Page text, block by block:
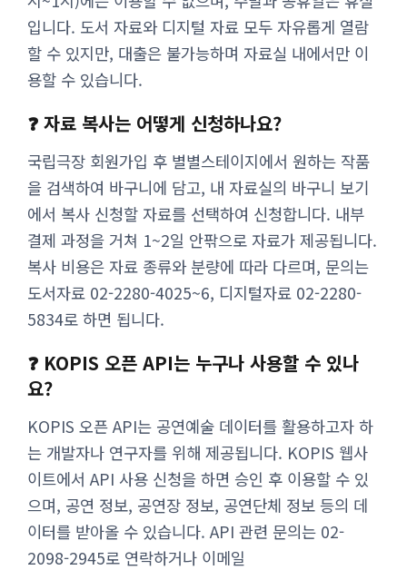
입니다. 도서 자료와 디지털 자료 모두 자유롭게 열람
할 수 있지만, 대출은 불가능하며 자료실 내에서만 이
용할 수 있습니다.
❓ 자료 복사는 어떻게 신청하나요?
국립극장 회원가입 후 별별스테이지에서 원하는 작품
을 검색하여 바구니에 담고, 내 자료실의 바구니 보기
에서 복사 신청할 자료를 선택하여 신청합니다. 내부
결제 과정을 거쳐 1~2일 안팎으로 자료가 제공됩니다.
복사 비용은 자료 종류와 분량에 따라 다르며, 문의는
도서자료 02-2280-4025~6, 디지털자료 02-2280-
5834로 하면 됩니다.
❓ KOPIS 오픈 API는 누구나 사용할 수 있나
요?
KOPIS 오픈 API는 공연예술 데이터를 활용하고자 하
는 개발자나 연구자를 위해 제공됩니다. KOPIS 웹사
이트에서 API 사용 신청을 하면 승인 후 이용할 수 있
으며, 공연 정보, 공연장 정보, 공연단체 정보 등의 데
이터를 받아올 수 있습니다. API 관련 문의는 02-
2098-2945로 연락하거나 이메일